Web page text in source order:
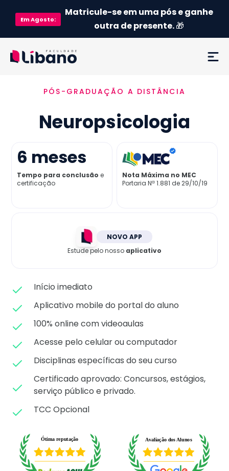
EmAgosto:
Matricule-se em uma pós e ganhe
outra de presente.🎁
Ementa
Como funciona
Credenciamento MEC
Preço
PÓS-GRADUAÇÃO A DISTÂNCIA
Neuropsicologia
6 meses
Tempo para conclusão e
certificação
Nota Máxima no MEC
Portaria Nª 1.881 de 29/10/19
NOVO APP
Estude pelo nosso aplicativo
Início imediato
Aplicativo mobile do portal do aluno
100% online com videoaulas
Acesse pelo celular ou computador
Disciplinas específicas do seu curso
Certificado aprovado: Concursos, estágios,
serviço público e privado.
TCC Opcional